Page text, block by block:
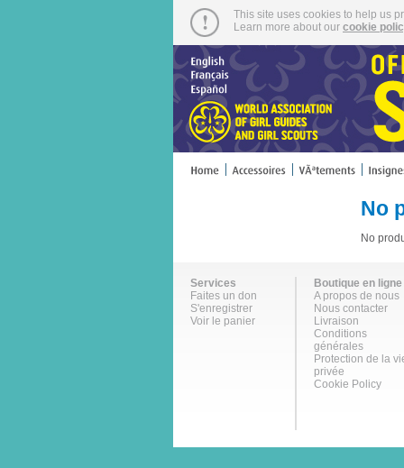
This site uses cookies to help us
Learn more about our cookie
No
No
Services
Faites un don
S'enregistrer
Voir le panier
Boutique en ligne
A propos de nous
Nous contacter
Livraison
Conditions
générales
Protection de la
privée
Cookie Policy